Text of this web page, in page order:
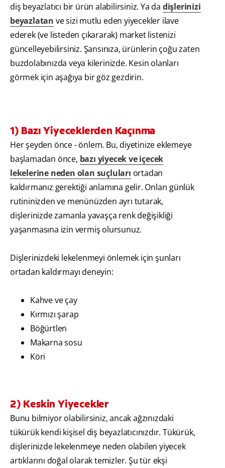
diş beyazlatıcı bir ürün alabilirsiniz. Ya da dişlerinizi
beyazlatan ve sizi mutlu eden yiyecekler ilave
ederek (ve listeden çıkararak) market listenizi
güncelleyebilirsiniz. Şansınıza, ürünlerin çoğu zaten
buzdolabınızda veya kilerinizde. Kesin olanları
görmek için aşağıya bir göz gezdirin.
1) Bazı Yiyeceklerden Kaçınma
Her şeyden önce - önlem. Bu, diyetinize eklemeye
başlamadan önce, bazı yiyecek ve içecek
lekelerine neden olan suçluları ortadan
kaldırmanız gerektiği anlamına gelir. Onları günlük
rutininizden ve menünüzden ayrı tutarak,
dişlerinizde zamanla yavaşça renk değişikliği
yaşanmasına izin vermiş olursunuz.
Dişlerinizdeki lekelenmeyi önlemek için şunları
ortadan kaldırmayı deneyin:
Kahve ve çay
Kırmızı şarap
Böğürtlen
Makarna sosu
Köri
2) Keskin Yiyecekler
Bunu bilmiyor olabilirsiniz, ancak ağzınızdaki
tükürük kendi kişisel diş beyazlatıcınızdır. Tükürük,
dişlerinizde lekelenmeye neden olabilen yiyecek
artıklarını doğal olarak temizler. Şu tür ekşi